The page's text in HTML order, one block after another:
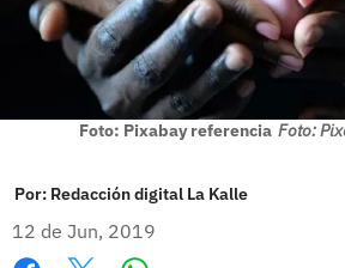
Foto: Pixabay referencia Foto:
Por: Redacción digital La Kalle
12 de Jun, 2019